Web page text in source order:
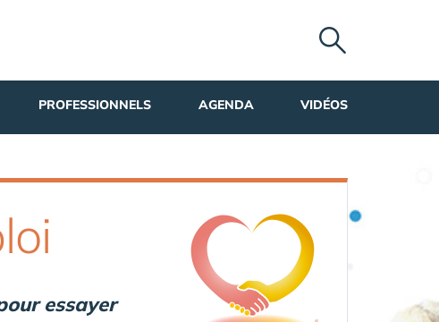
PROFESSIONNELS AGENDA VIDÉOS
essayer